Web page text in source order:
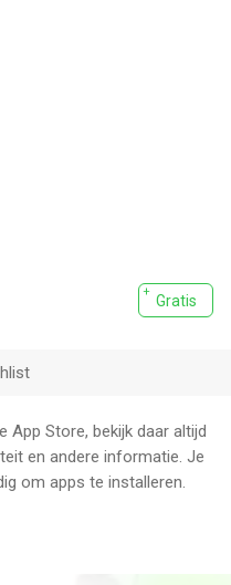
Gratis
App Store, bekijk daar altijd
en andere informatie. Je
om apps te installeren.